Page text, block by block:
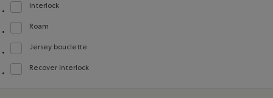
Interlock
Classer selon Composition : Interlock(Interlock)
Roam
Classer selon Composition : Roam(Roam)
Jersey bouclette
Classer selon Composition : Jerseybouclette(FrenchTerry)
Recover Interlock
Classer selon Composition : Recover Interlock(Recover Interlock)